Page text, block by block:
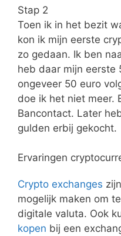
Stap 2
Toen ik in het bezit
kon ik mijn eerste
zo gedaan. Ik ben
heb daar mijn eerste
ongeveer 50 euro
doe ik het niet meer.
Bancontact. Later
gulden erbij gekocht.
Ervaringen
Crypto exchanges
mogelijk maken om
digitale valuta. Ook
kopen bij een